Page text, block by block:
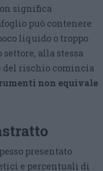
significa
può contenere
liquido o troppo
settore, alla stessa
del rischio comincia
non equivale
presentato
e percentuali di